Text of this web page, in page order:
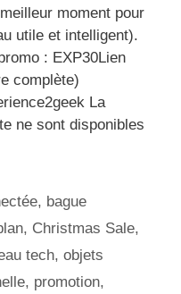
moment pour
utile et intelligent).
: EXP30Lien
complète)
La
ne sont disponibles
, bague
, Christmas Sale,
tech, objets
, promotion,